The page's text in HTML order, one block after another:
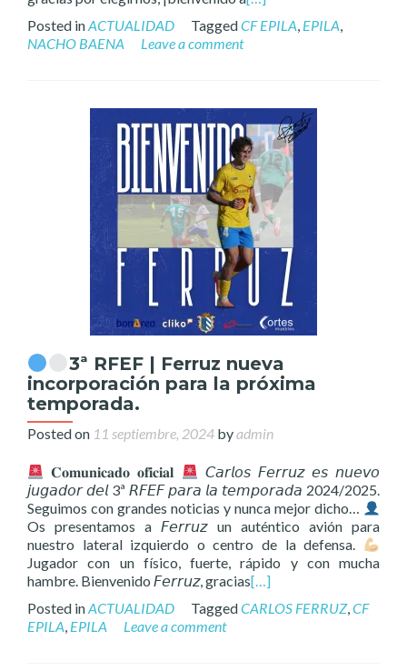
Posted inACTUALIDAD TaggedCF EPILA, EPILA,
NACHO BAENA
Leave a comment
3ª RFEF | Ferruz nueva
incorporación para la próxima
temporada.
Posted on 11 septiembre, 2024 byadmin
𝐂𝐨𝐦𝐮𝐧𝐢𝐜𝐚𝐝𝐨 𝐨𝐟𝐢𝐜𝐢𝐚𝐥
𝘊𝘢𝘳𝘭𝘰𝘴 𝘍𝘦𝘳𝘳𝘶𝘻 𝘦𝘴 𝘯𝘶𝘦𝘷𝘰
𝘫𝘶𝘨𝘢𝘥𝘰𝘳 𝘥𝘦𝘭 3ª 𝘙𝘍𝘌𝘍 𝘱𝘢𝘳𝘢 𝘭𝘢 𝘵𝘦𝘮𝘱𝘰𝘳𝘢𝘥𝘢 2024/2025.
Seguimos con grandes noticias y nunca mejor dicho…
Os presentamos a 𝘍𝘦𝘳𝘳𝘶𝘻 un auténtico avión para
nuestro lateral izquierdo o centro de la defensa.
Jugador con un físico, fuerte, rápido y con mucha
hambre. Bienvenido 𝘍𝘦𝘳𝘳𝘶𝘻, gracias[…]
Posted inACTUALIDAD TaggedCARLOS FERRUZ,CF
EPILA, EPILA Leave a comment